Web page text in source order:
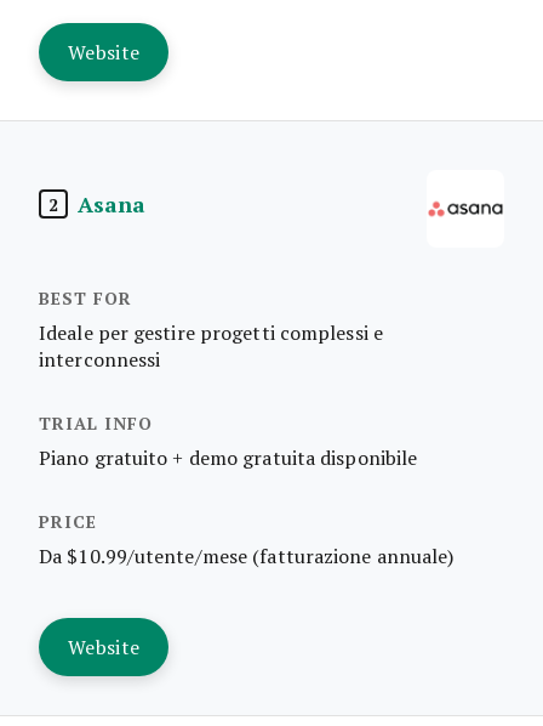
Website
2 Asana
Ideale per gestire progetti complessi e
interconnessi
Piano gratuito + demo gratuita disponibile
Da $10.99/utente/mese (fatturazione annuale)
Website